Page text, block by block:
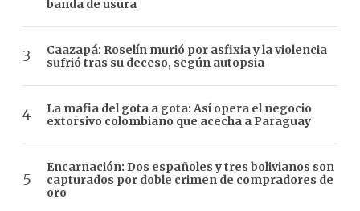
banda de usura
Caazapá: Roselín murió por asfixia y la violencia
sufrió tras su deceso, según autopsia
La mafia del gota a gota: Así opera el negocio
extorsivo colombiano que acecha a Paraguay
Encarnación: Dos españoles y tres bolivianos son
capturados por doble crimen de compradores de
oro